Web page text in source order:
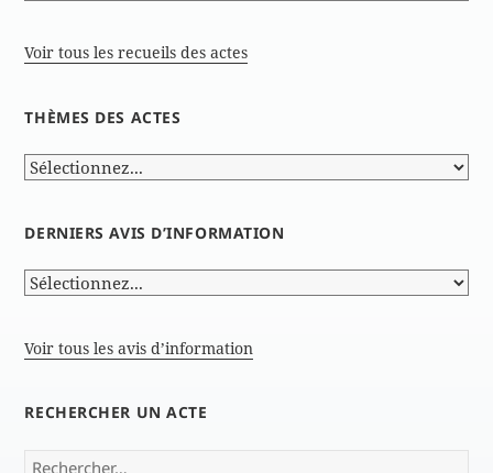
Voir tous les recueils des actes
THÈMES DES ACTES
DERNIERS AVIS D’INFORMATION
Voir tous les avis d’information
RECHERCHER UN ACTE
Rechercher :